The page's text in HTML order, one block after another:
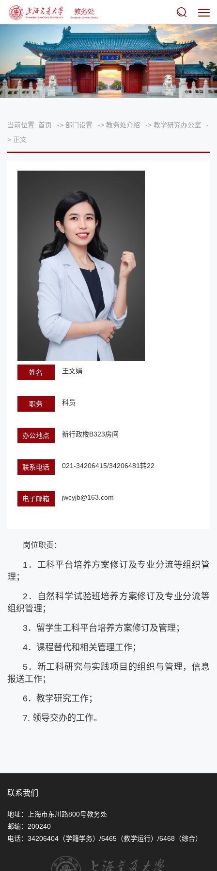
当前位置: 首页 -> 部门设置 -> 教务处介绍 -> 教学研究办公室
-
> 正文
姓名 王文娟
职务 科员
办公地点 新行政楼B323房间
联系电话 021-34206415/34206481转22
电子邮箱 jwcyjb@163.com
岗位职责：
1．工科平台培养方案修订及专业分流等组织管
理；
2．自然科学试验班培养方案修订及专业分流等
组织管理；
3．留学生工科平台培养方案修订及管理；
4．课程替代和相关管理工作；
5．新工科研究与实践项目的组织与管理，信息
报送工作；
6．教学研究工作；
7. 领导交办的工作。
联系我们
地址：上海市东川路800号教务处
邮编：200240
电话：34206404（学籍学务）/6465（教学运行）/6468（综合）